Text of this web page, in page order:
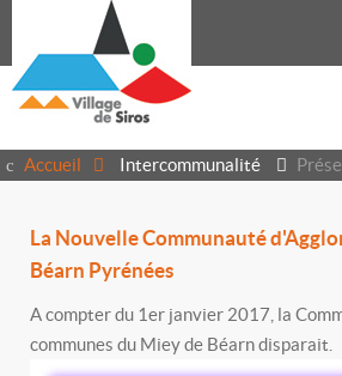
Accueil Intercommunalité
La Nouvelle Communauté
Béarn Pyrénées
A compter du 1er janvier 2017, la
communes du Miey de Béarn disparait.